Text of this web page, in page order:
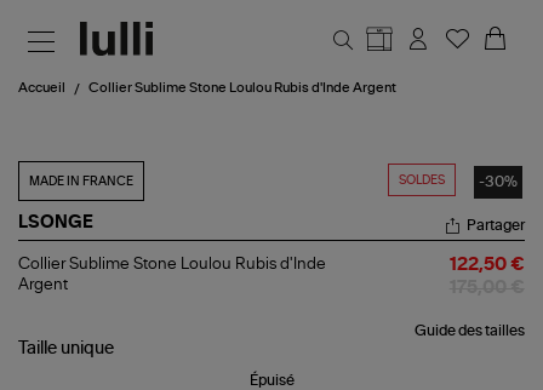
Accueil Collier Sublime Stone Loulou Rubis d'Inde Argent
SOLDES -30%
MADE IN FRANCE
LSONGE
Collier
Sublime
Stone
Rubis
d'Inde
Partager
Collier Sublime Stone Loulou Rubis d'Inde
Argent
122,50 €
Guide des tailles
Taille unique
Épuisé